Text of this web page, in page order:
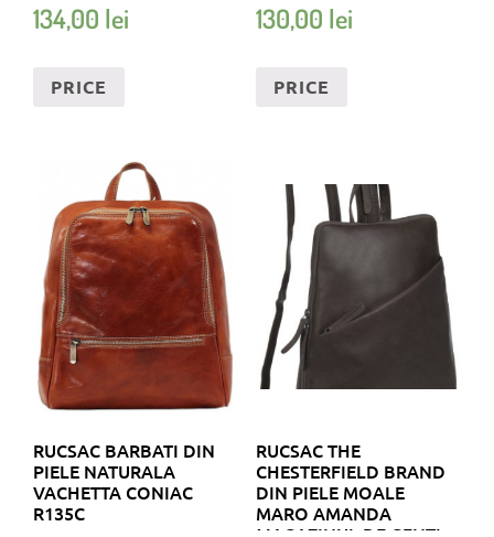
134,00 lei
PRICE
130,00 lei
PRICE
RUCSAC BARBATI DIN
PIELE NATURALA
VACHETTA CONIAC
R135C
RUCSAC THE
CHESTERFIELD BRAND
DIN PIELE MOALE
MARO AMANDA